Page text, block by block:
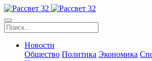
Новости
Общество Политика Экономика